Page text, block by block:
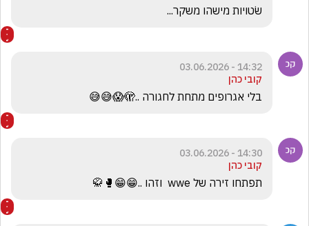
שׂטויות מישהו משקר...
14:32 - 03.06.2026
קובי כהן
בלי אגרופים מתחת לחגורה ..🫣😱😅😅
14:30 - 03.06.2026
קובי כהן
תפתחו זירה של wwe  וזהו ..😁😁🥊🥋